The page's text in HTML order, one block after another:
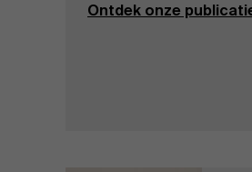
Ontdek onze